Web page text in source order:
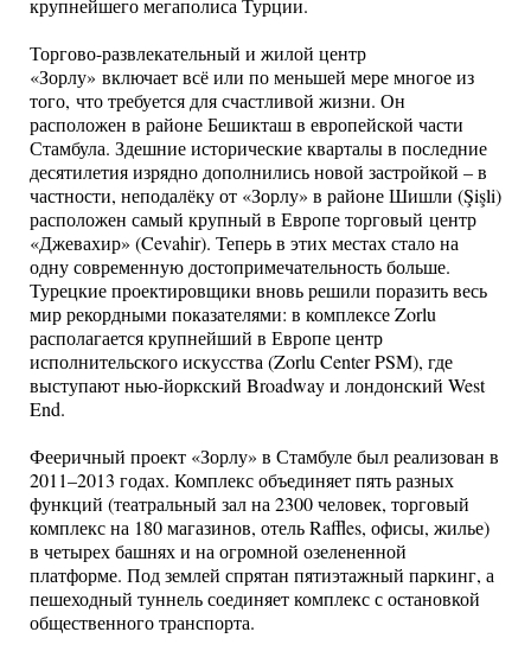
крупнейшего мегаполиса Турции.
Торгово-развлекательный и жилой центр
«Зорлу» включает всё или по меньшей мере многое из
того, что требуется для счастливой жизни. Он
расположен в районе Бешикташ в европейской части
Стамбула. Здешние исторические кварталы в последние
десятилетия изрядно дополнились новой застройкой – в
частности, неподалёку от «Зорлу» в районе Шишли (Şişli)
расположен самый крупный в Европе торговый центр
«Джевахир» (Cevahir). Теперь в этих местах стало на
одну современную достопримечательность больше.
Турецкие проектировщики вновь решили поразить весь
мир рекордными показателями: в комплексе Zorlu
располагается крупнейший в Европе центр
исполнительского искусства (Zorlu Center PSM), где
выступают нью-йоркский Broadway и лондонский West
End.
Фееричный проект «Зорлу» в Стамбуле был реализован в
2011–2013 годах. Комплекс объединяет пять разных
функций (театральный зал на 2300 человек, торговый
комплекс на 180 магазинов, отель Raffles, офисы, жилье)
в четырех башнях и на огромной озелененной
платформе. Под землей спрятан пятиэтажный паркинг, а
пешеходный туннель соединяет комплекс с остановкой
общественного транспорта.